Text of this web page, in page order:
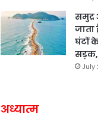
समुद्र
घंटों
सड़क,
July
अध्यात्म